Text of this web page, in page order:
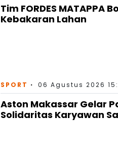
Tim FORDES
Kebakaran Lahan
SPORT 06 Agustus 2026
Aston Makassar Gelar
Solidaritas Karyawan